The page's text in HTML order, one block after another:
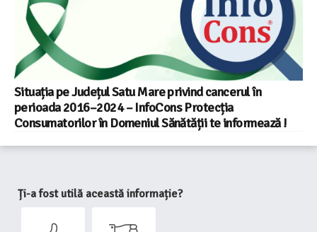
Situația pe Județul Satu Mare privind cancerul în
perioada 2016–2024 – InfoCons Protecția
Consumatorilor în Domeniul Sănătății te informează !
Ți-a fost utilă această informație?